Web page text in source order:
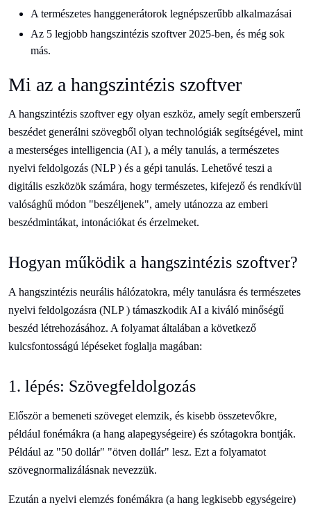
A természetes hanggenerátorok legnépszerűbb alkalmazásai
Az 5 legjobb hangszintézis szoftver 2025-ben, és még sok
más.
Mi az a hangszintézis szoftver
A hangszintézis szoftver egy olyan eszköz, amely segít emberszerű
beszédet generálni szövegből olyan technológiák segítségével, mint
a mesterséges intelligencia (AI ), a mély tanulás, a természetes
nyelvi feldolgozás (NLP ) és a gépi tanulás. Lehetővé teszi a
digitális eszközök számára, hogy természetes, kifejező és rendkívül
valósághű módon "beszéljenek", amely utánozza az emberi
beszédmintákat, intonációkat és érzelmeket.
Hogyan működik a hangszintézis szoftver?
A hangszintézis neurális hálózatokra, mély tanulásra és természetes
nyelvi feldolgozásra (NLP ) támaszkodik AI a kiváló minőségű
beszéd létrehozásához. A folyamat általában a következő
kulcsfontosságú lépéseket foglalja magában:
1. lépés: Szövegfeldolgozás
Először a bemeneti szöveget elemzik, és kisebb összetevőkre,
például fonémákra (a hang alapegységeire) és szótagokra bontják.
Például az "50 dollár" "ötven dollár" lesz. Ezt a folyamatot
szövegnormalizálásnak nevezzük.
Ezután a nyelvi elemzés fonémákra (a hang legkisebb egységeire)